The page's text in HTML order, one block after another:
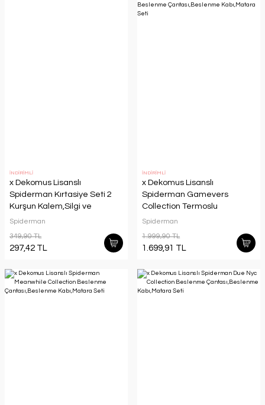
İNDİRİMLİ
x Dekomus Lisanslı
Spiderman Kırtasiye Seti 2
Kurşun Kalem,Silgi ve
Kalemtraş
Spiderman
349,90 TL
297,42 TL
İNDİRİMLİ
x Dekomus Lisanslı
Spiderman Gamevers
Collection Termoslu
Beslenme
Kabı,Matara Seti
Spiderman
1.999,90 TL
1.699,91 TL